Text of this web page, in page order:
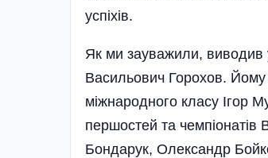
успіхів.
Як ми зауважили, виводив
Васильович Горохов. Йому
міжнародного класу Ігор
першостей та чемпіонатів
Бондарук, Олександр